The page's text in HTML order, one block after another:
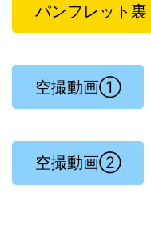
パンフレット裏
空撮動画①
空撮動画②